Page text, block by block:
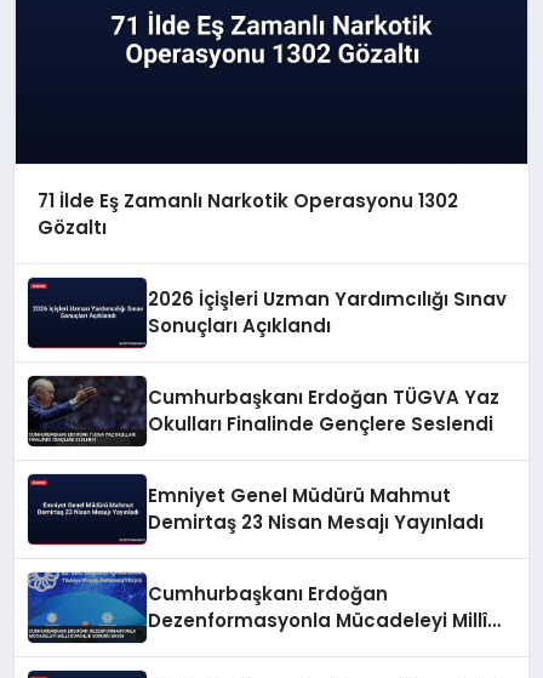
71 İlde Eş Zamanlı Narkotik Operasyonu 1302
Gözaltı
2026 İçişleri Uzman Yardımcılığı Sınav
Sonuçları Açıklandı
Cumhurbaşkanı Erdoğan TÜGVA Yaz
Okulları Finalinde Gençlere Seslendi
Emniyet Genel Müdürü Mahmut
Demirtaş 23 Nisan Mesajı Yayınladı
Cumhurbaşkanı Erdoğan
Dezenformasyonla Mücadeleyi Millî